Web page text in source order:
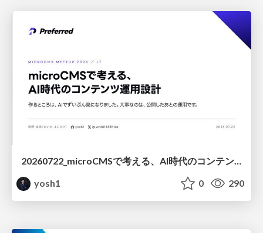
20260722_microCMSで考える、AI時代のコンテンツ運用設計
yosh1
0 290